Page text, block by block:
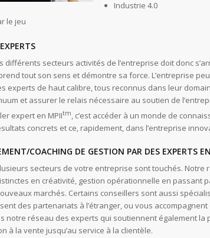
Industrie 4.0
le jeu
différents secteurs activités de l’entreprise doit donc
tout son sens et démontre sa force. L’entreprise
experts de haut calibre, tous reconnus dans leur
et assurer le relais nécessaire au soutien de
expert en MPIItm, c’est accéder à un monde de
concrets et ce, rapidement, dans l’entreprise
COACHING DE GESTION PAR DES EXPERTS
secteurs de votre entreprise sont touchés.
en créativité, gestion opérationnelle en
marchés. Certains conseillers sont aussi
des partenariats à l’étranger, ou vous
notre réseau des experts qui soutiennent également la
à la vente jusqu’au service à la clientèle.